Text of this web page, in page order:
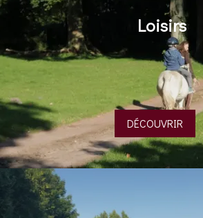
Loisirs
DÉCOUVRIR